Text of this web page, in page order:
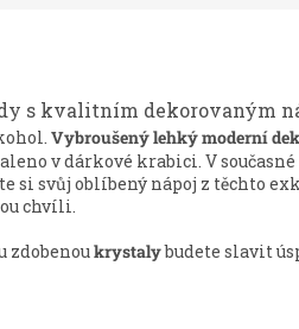
s kvalitním dekorovaným
Vybroušený lehký moderní
v dárkové krabici. V
si svůj oblíbený nápoj z těchto
chvíli.
zdobenoukrystalybudete slavit